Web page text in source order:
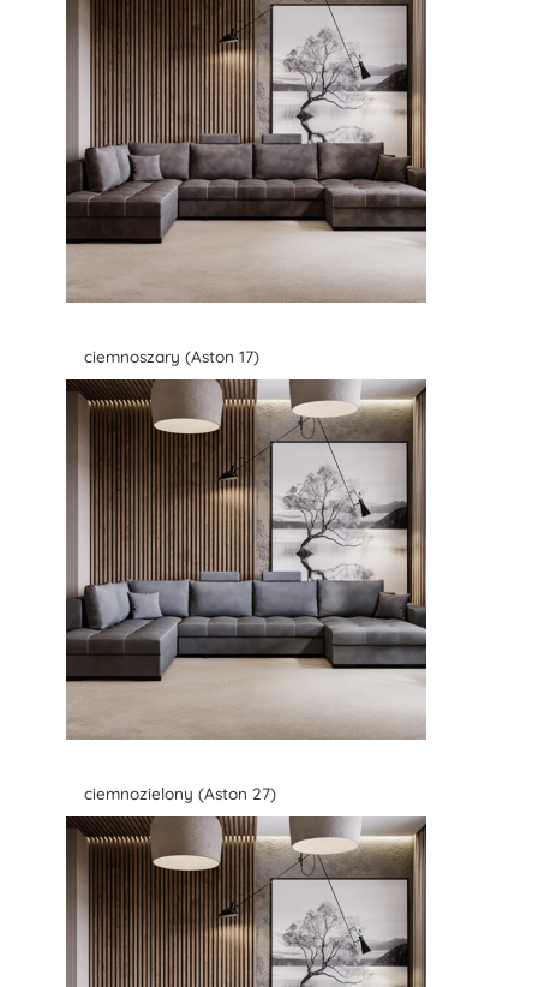
ciemnoszary (Aston 17)
ciemnozielony (Aston 27)